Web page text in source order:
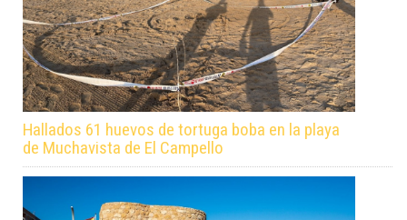
Hallados 61 huevos de tortuga boba en la playa
de Muchavista de El Campello